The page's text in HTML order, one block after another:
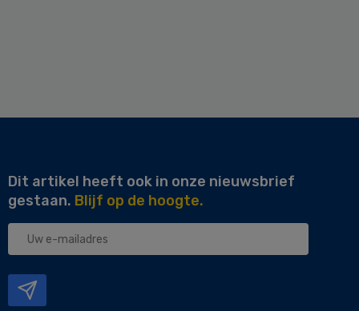
Dit artikel heeft ook in onze nieuwsbrief
gestaan. Blijf op de hoogte.
Uw